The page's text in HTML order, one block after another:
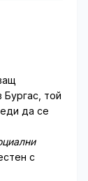
Бургас, той
да се
с